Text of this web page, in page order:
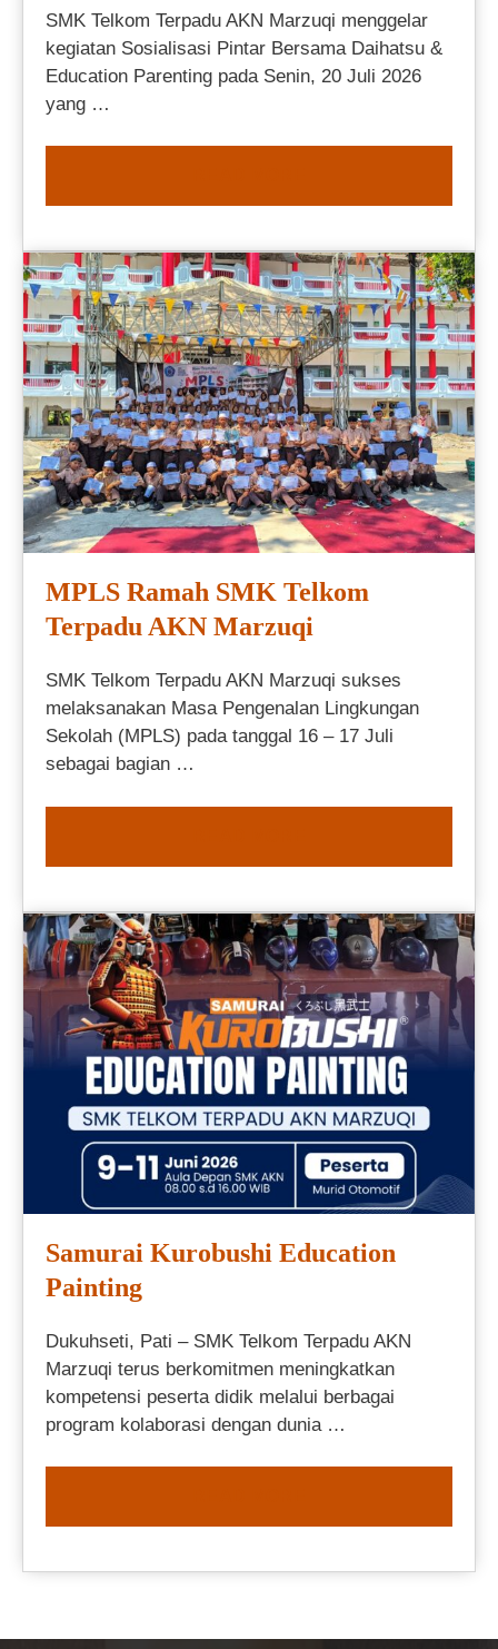
SMK Telkom Terpadu AKN Marzuqi menggelar
kegiatan Sosialisasi Pintar Bersama Daihatsu &
Education Parenting pada Senin, 20 Juli 2026
yang …
MPLS Ramah SMK Telkom
Terpadu AKN Marzuqi
SMK Telkom Terpadu AKN Marzuqi sukses
melaksanakan Masa Pengenalan Lingkungan
Sekolah (MPLS) pada tanggal 16 – 17 Juli
sebagai bagian …
Samurai Kurobushi Education
Painting
Dukuhseti, Pati – SMK Telkom Terpadu AKN
Marzuqi terus berkomitmen meningkatkan
kompetensi peserta didik melalui berbagai
program kolaborasi dengan dunia …